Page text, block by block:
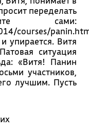
переделать
сами:
courses/
упирается. Витя
ситуация
«Витя! Панин
участников,
лучшим. Пусть